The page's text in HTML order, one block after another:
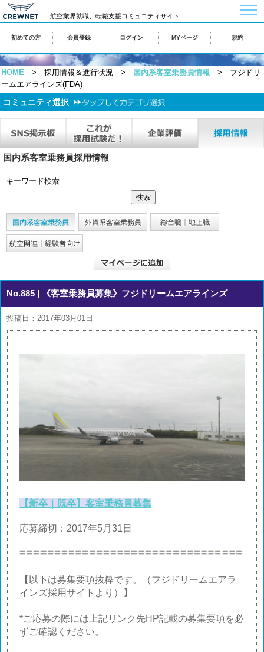
航空業界就職、転職支援コミュニティサイト
初めての方 会員登録 ログイン MYページ 規約
HOME > 採用情報＆進行状況 > 国内系客室乗務員情報 > フジドリ
ームエアラインズ(FDA)
コミュニティ選択
国内系客室乗務員採用情報
キーワード検索
No.885 | 《客室乗務員募集》フジドリームエアラインズ
投稿日：2017年03月01日
【新卒｜既卒】客室乗務員募集
応募締切：2017年5月31日
【以下は募集要項抜粋です。（フジドリームエアラ
インズ採用サイトより）】
*ご応募の際には上記リンク先HP記載の募集要項を必
ずご確認ください。